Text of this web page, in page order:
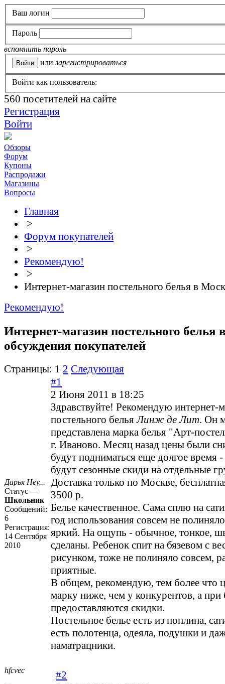
Ваш логин
Пароль
вспомнить пароль
или зарегистрироваться
Войти как пользователь:
560 посетителей на сайте
Регистрация
Войти
Обзоры
Форум
Купоны
Распродажи
Магазины
Вопросы
Главная
>
Форум покупателей
>
Рекомендую!
>
Интернет-магазин постельного белья в
Рекомендую!
Интернет-магазин постельного белья
обсуждения покупателей
Страницы: 1 2 Следующая
Дарья Неу...
Статус —
Школьник
Сообщений:
6
Регистрация:
14 Сентября
2010
#1
2 Июня 2011 в 18:25
Здравствуйте! Рекомендую интернет-
постельного бельяЛинж де Лит. Он
представлена марка белья "Арт-
г. Иваново. Месяц назад цены были
будут подниматься еще долгое время
будут сезонные скиди на отдельные
Доставка только по Москве,
3500 р.
Белье качественное. Сама сплю на
год использования совсем не
яркий. На ощупь - обычное, тонкое,
сделаны. Ребенок спит на бязевом с
рисунком, тоже не полиняло совсем,
приятные.
В общем, рекомендую, тем более что
марку ниже, чем у конкурентов, а при
предоставляются скидки.
Постельное белье есть из поплина,
есть полотенца, одеяла, подушки и
наматрацники.
hfcvec
#2